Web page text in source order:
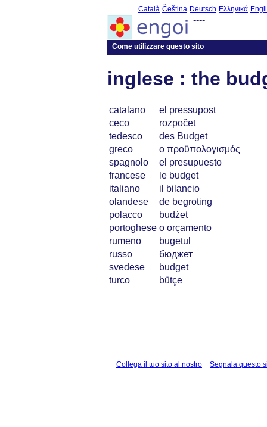
Català Čeština Deutsch Ελληνικά
----
Come utilizzare questo sito
inglese : the
catalano
el pressupost
ceco
rozpočet
tedesco
des Budget
greco
ο προϋπολογισμός
spagnolo
el presupuesto
francese
le budget
italiano
il bilancio
olandese
de begroting
polacco
budżet
portoghese o orçamento
rumeno
bugetul
russo
бюджет
svedese
budget
turco
bütçe
Collega il tuo sito al nostro Segnala questo